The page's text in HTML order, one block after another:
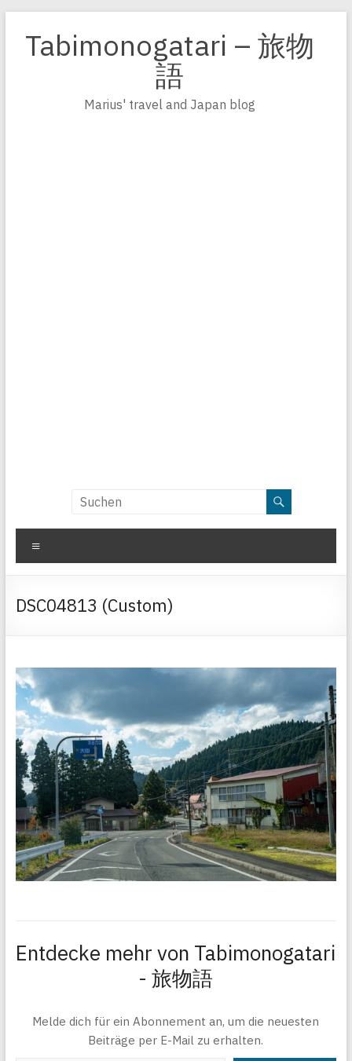
Inhalt
springen
Tabimonogatari – 旅物
語
Marius' travel and Japan blog
DSC04813 (Custom)
Entdecke mehr von Tabimonogatari
- 旅物語
Melde dich für ein Abonnement an, um die neuesten
Beiträge per E-Mail zu erhalten.